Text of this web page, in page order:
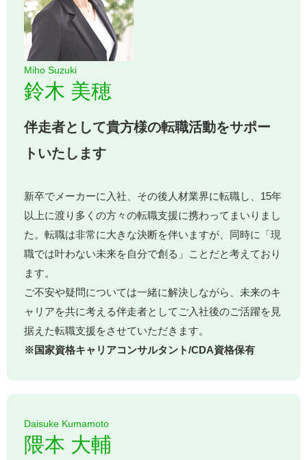
Miho Suzuki
鈴木 美穂
伴走者として貴方様の転職活動をサポー
トいたします
新卒でメーカーに入社、その後人材業界に転職し、15年
以上に渡り多くの方々の転職支援に携わってまいりまし
た。転職は非常に大きな決断を伴いますが、同時に「現
職では叶わない未来を自分で創る」ことだと考えており
ます。
ご不安や疑問については一緒に解決しながら、未来のキ
ャリアを共に考える伴走者としてご入社後のご活躍を見
据えた転職支援をさせていただきます。
※国家資格キャリアコンサルタント/CDA資格保有
Daisuke Kumamoto
隈本 大輔